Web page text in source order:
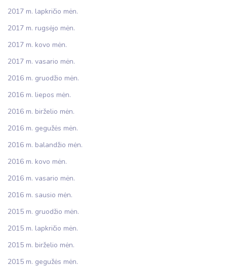
2017 m. lapkričio mėn.
2017 m. rugsėjo mėn.
2017 m. kovo mėn.
2017 m. vasario mėn.
2016 m. gruodžio mėn.
2016 m. liepos mėn.
2016 m. birželio mėn.
2016 m. gegužės mėn.
2016 m. balandžio mėn.
2016 m. kovo mėn.
2016 m. vasario mėn.
2016 m. sausio mėn.
2015 m. gruodžio mėn.
2015 m. lapkričio mėn.
2015 m. birželio mėn.
2015 m. gegužės mėn.